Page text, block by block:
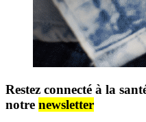
Restez connecté à la
notre newsletter